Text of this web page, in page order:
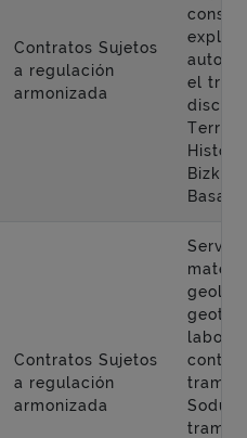
Contratos Sujetos
a regulación
armonizada
el
Contratos Sujetos
a regulación
armonizada
tramo:
tramo: